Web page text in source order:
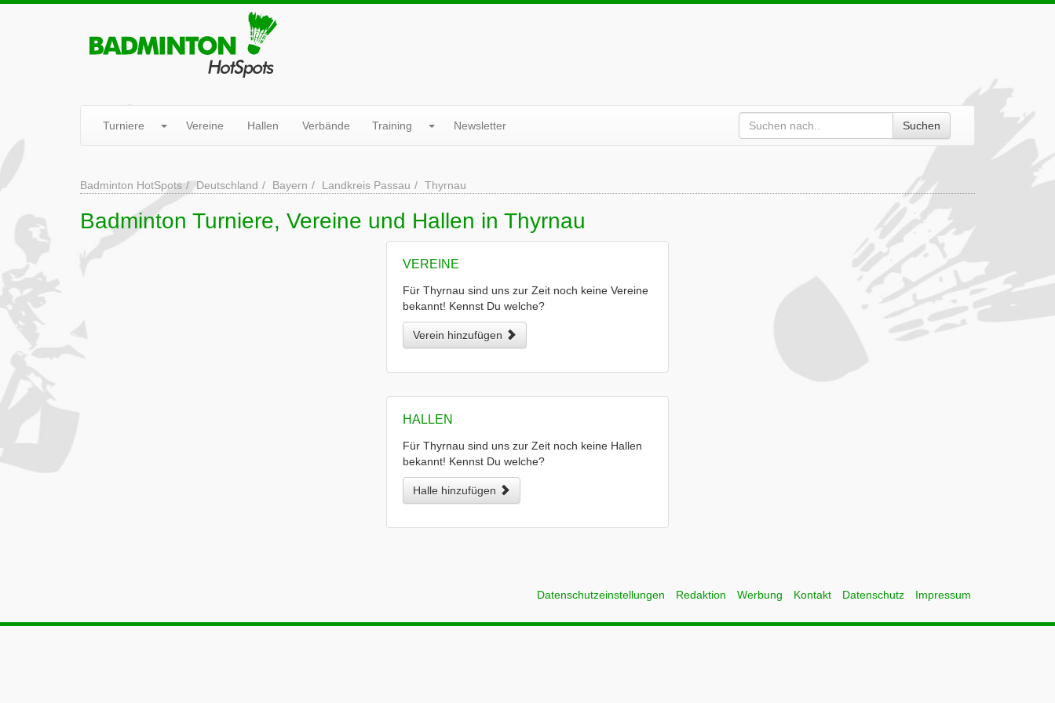
Turniere Vereine Hallen Verbände Training Newsletter Suchen
Badminton HotSpots Deutschland Bayern Landkreis Passau Thyrnau
Badminton Turniere, Vereine und Hallen in Thyrnau
VEREINE
Für Thyrnau sind uns zur Zeit noch keine Vereine
bekannt! Kennst Du welche?
Verein hinzufügen
HALLEN
Für Thyrnau sind uns zur Zeit noch keine Hallen
bekannt! Kennst Du welche?
Halle hinzufügen
Datenschutzeinstellungen Redaktion Werbung Kontakt Datenschutz Impressum